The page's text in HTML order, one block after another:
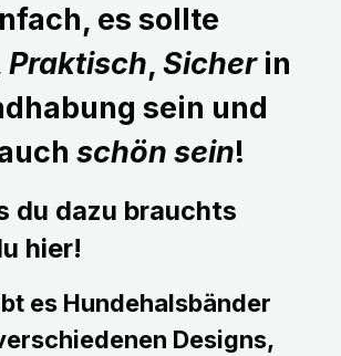
es sollte
Praktisch, Sicherin
sein und
schön sein!
du dazu brauchts
hier!
es Hundehalsbänder
Designs,